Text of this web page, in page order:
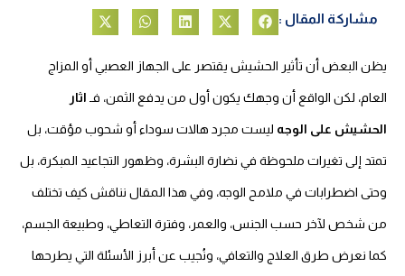
مشاركة المقال :
البعض أن تأثير الحشيش يقتصر على الجهاز العصبي أو المزاج
لكن الواقع أن وجهك يكون أول من يدفع الثمن، فـاثار
على الوجهليست مجرد هالات سوداء أو شحوب مؤقت، بل
إلى تغيرات ملحوظة في نضارة البشرة، وظهور التجاعيد المبكرة، بل
اضطرابات في ملامح الوجه، وفي هذا المقال نناقش كيف تختلف
شخص لآخر حسب الجنس، والعمر، وفترة التعاطي، وطبيعة الجسم،
نعرض طرق العلاج والتعافي، ونُجيب عن أبرز الأسئلة التي يطرحها